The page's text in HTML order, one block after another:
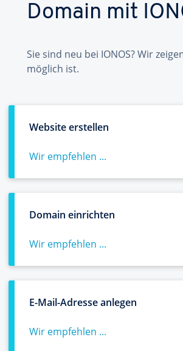
Domain mit
Sie sind neu bei IONOS? Wir
möglich ist.
Website erstellen
Wir empfehlen ...
Domain einrichten
Wir empfehlen ...
E-Mail-Adresse anlegen
Wir empfehlen ...